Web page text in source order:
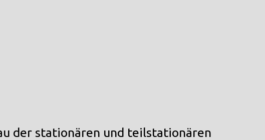
der stationären und teilstationären